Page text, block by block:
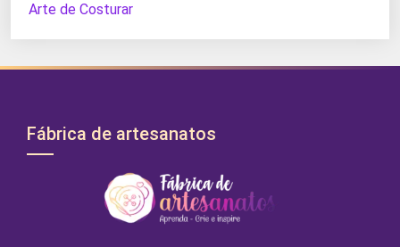
Arte de Costurar
Fábrica de artesanatos